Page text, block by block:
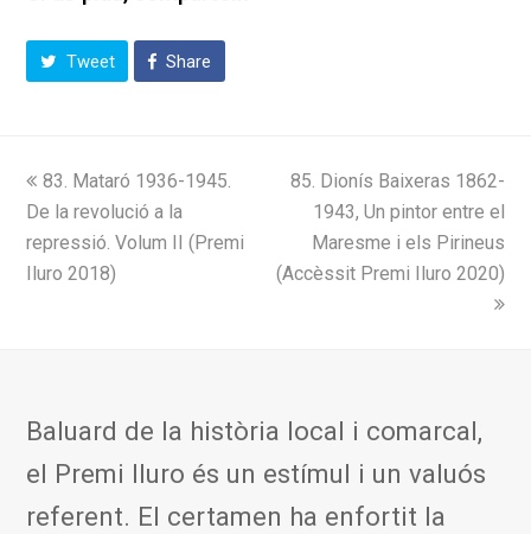
Tweet Share
previous
post:
83. Mataró 1936-1945.
De la revolució a la
repressió. Volum II (Premi
Iluro 2018)
next
post:
85. Dionís Baixeras 1862-
1943, Un pintor entre el
Maresme i els Pirineus
(Accèssit Premi Iluro 2020)
Baluard de la història local i comarcal,
el Premi Iluro és un estímul i un valuós
referent. El certamen ha enfortit la